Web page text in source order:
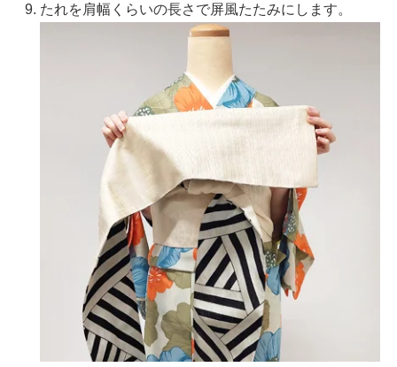
たれを肩幅くらいの長さで屏風たたみにします。